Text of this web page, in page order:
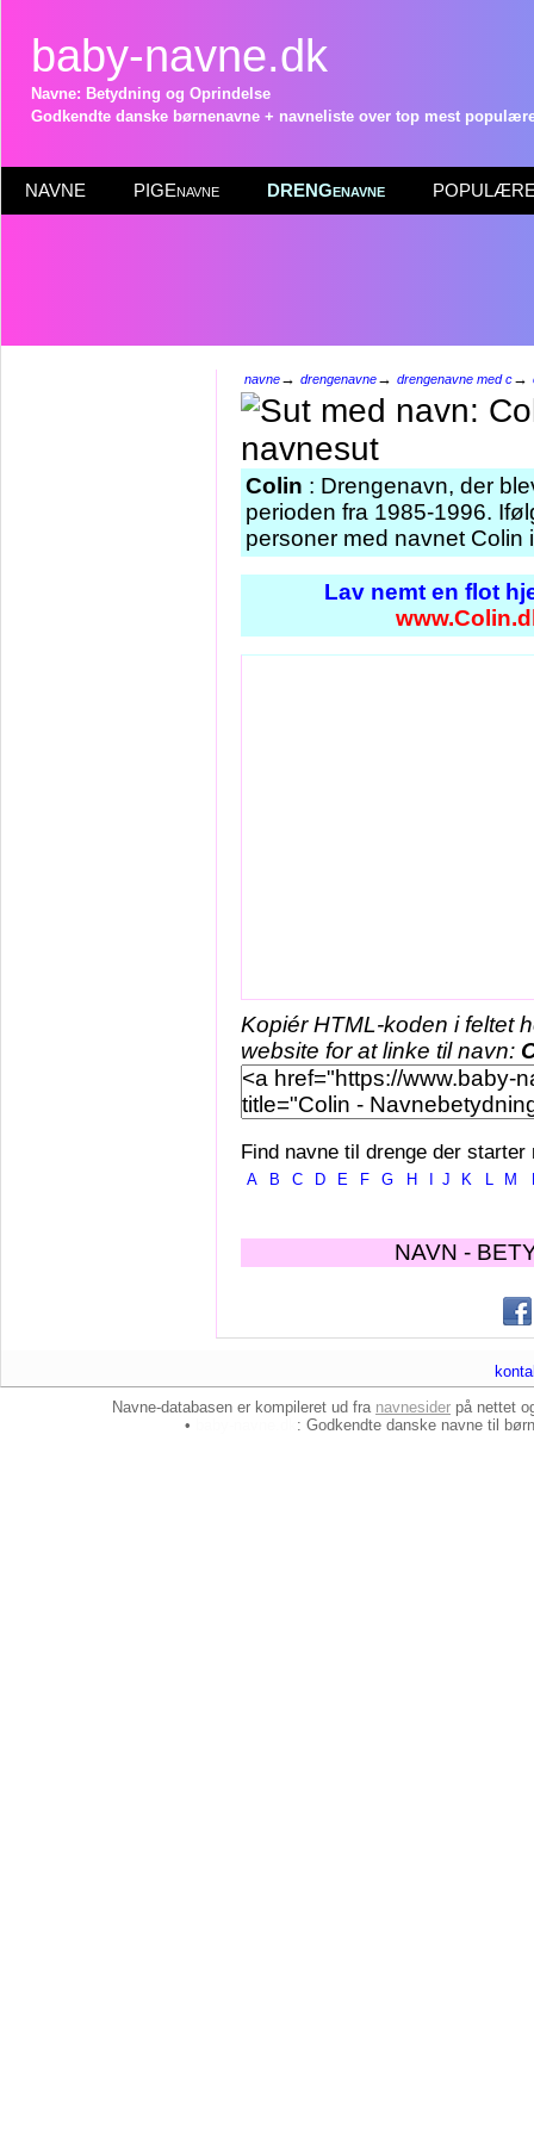
baby-navne.dk
Navne: Betydning og Oprindelse
Godkendte danske børnenavne + navneliste over top mest
NAVNE PIGEnavne DRENGenavne POPULÆRE
navne→ drengenavne→ drengenavne med c→
Colin : Drengenavn, der
perioden fra 1985-1996.
personer med navnet Colin
Lav nemt en flot
Kopiér HTML-koden i feltet
website for at linke til navn:
Find navne til drenge der starter
A B C D E F G H J K L M
NAVN -
Navne-databasen er kompileret ud fra navnesider på nettet
•
: Godkendte danske navne til børn